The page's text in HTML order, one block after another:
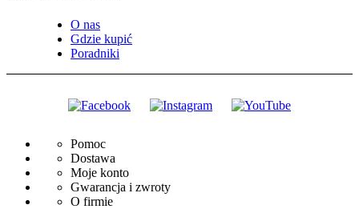
O nas
Gdzie kupić
Poradniki
Pomoc
Dostawa
Moje konto
Gwarancja i zwroty
O firmie